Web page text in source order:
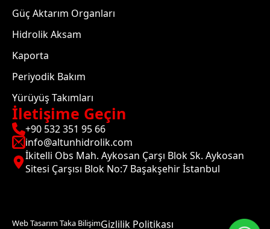
Güç Aktarım Organları
Hidrolik Aksam
Kaporta
Periyodik Bakım
Yürüyüş Takımları
İletişime Geçin
+90 532 351 95 66
info@altunhidrolik.com
İkitelli Obs Mah. Aykosan Çarşı Blok Sk. Aykosan
Sitesi Çarşısı Blok No:7 Başakşehir İstanbul
Web Tasarım Taka BilişimGizlilik Politikası